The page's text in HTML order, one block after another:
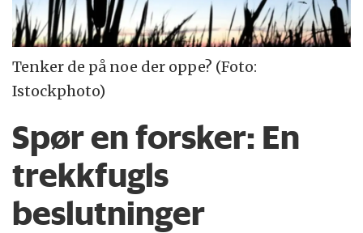
Tenker de på noe der oppe? (Foto:
Istockphoto)
Spør en forsker: En
trekkfugls
beslutninger